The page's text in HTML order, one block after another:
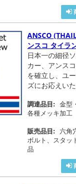
ANSCO
ンスコ タイラ
日本一の細径
カー、アンス
を確立し、ユ
ズにお応えいた
調達品目: 金型
各種メッキ加工
販売品目: 六角
ボルト、スタッ
品